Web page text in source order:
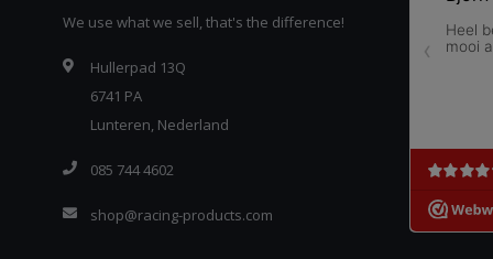
We use what we sell, that's the difference!
Hullerpad 13Q
6741 PA
Lunteren, Nederland
085 744 4602
shop@racing-products.com